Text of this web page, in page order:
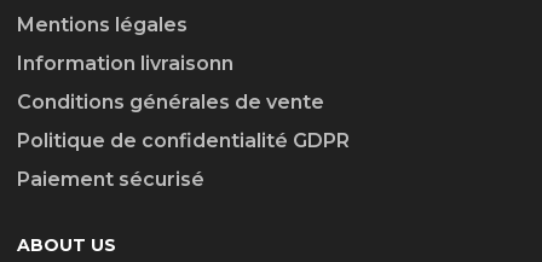
Mentions légales
Information livraisonn
Conditions générales de vente
Politique de confidentialité GDPR
Paiement sécurisé
ABOUT US